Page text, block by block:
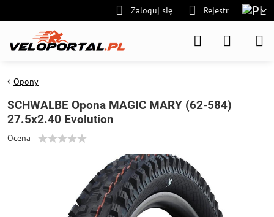
Zaloguj się Rejestr
Opony
SCHWALBE Opona MAGIC MARY (62-584)
27.5x2.40 Evolution
Ocena